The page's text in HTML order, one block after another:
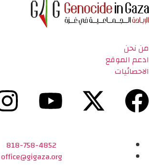
من نحن
ادعم الموقع
الاحصائيات
818-758-4852
office@gigaza.org